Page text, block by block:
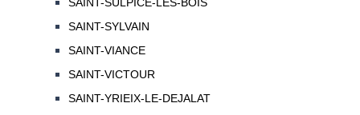
SAINT-SULPICE-LES-BOIS
SAINT-SYLVAIN
SAINT-VIANCE
SAINT-VICTOUR
SAINT-YRIEIX-LE-DEJALAT